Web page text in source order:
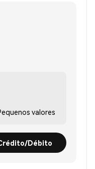
valores
Débito